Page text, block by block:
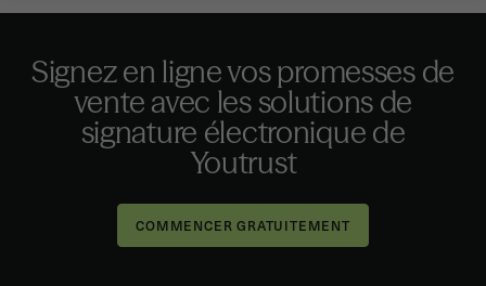
Signez en ligne vos promesses de
vente avec les solutions de
signature électronique de
Youtrust